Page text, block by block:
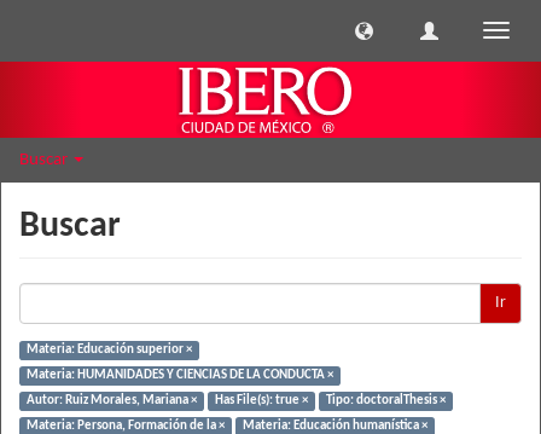
Buscar
Buscar
Ir
Materia: Educación superior ×
Materia: HUMANIDADES Y CIENCIAS DE LA CONDUCTA ×
Autor: Ruiz Morales, Mariana ×
Has File(s): true ×
Tipo: doctoralThesis ×
Materia: Persona, Formación de la ×
Materia: Educación humanística ×